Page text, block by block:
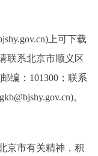
我要建议
上可下载
联系北京市顺义区
编：101300；联系
。
市有关精神，积